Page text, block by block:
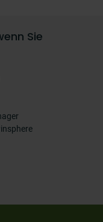
Sie